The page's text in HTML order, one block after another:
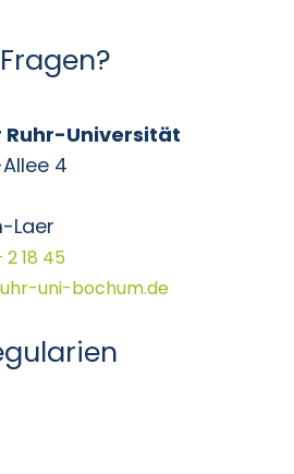
Ruhr-Universität
4
Laer
18 45
uni-bochum.de